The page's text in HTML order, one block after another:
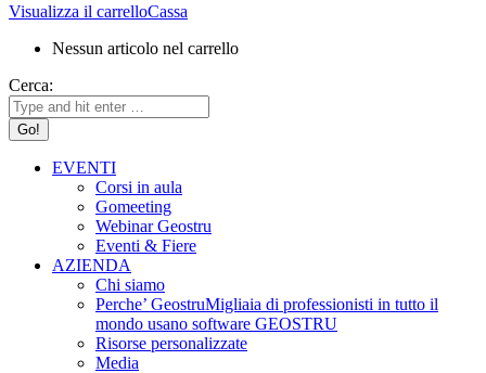
Visualizza il carrelloCassa
Nessun articolo nel carrello
Cerca:
EVENTI
Corsi in aula
Gomeeting
Webinar Geostru
Eventi & Fiere
AZIENDA
Chi siamo
Perche’ GeostruMigliaia di professionisti in tutto il
mondo usano software GEOSTRU
Risorse personalizzate
Media